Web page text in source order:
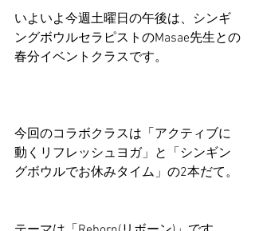
いよいよ今週土曜日の午後は、シンギ
ングボウルセラピストのMasae先生との
春分イベントクラスです。
今回のコラボクラスは「アクティブに
動くリフレッシュヨガ」と「シンギン
グボウルでお休みタイム」の2本だて。